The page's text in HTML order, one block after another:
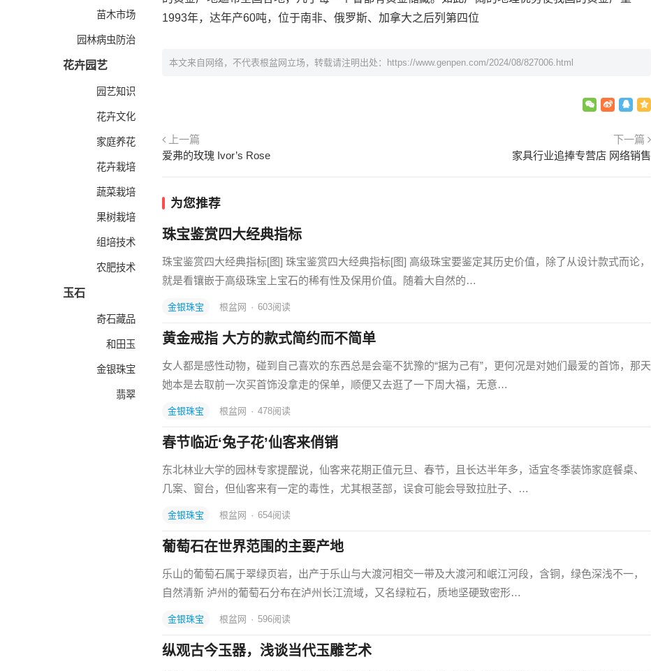
苗木市场
园林病虫防治
花卉园艺
园艺知识
花卉文化
家庭养花
花卉栽培
蔬菜栽培
果树栽培
组培技术
农肥技术
玉石
奇石藏品
和田玉
金银珠宝
翡翠
1993年，达年产60吨，位于南非、俄罗斯、加拿大之后列第四位
本文来自网络，不代表根盆网立场，转载请注明出处： https://www.genpen.com/2024/08/827006.html
上一篇
爱弗的玫瑰 Ivor’s Rose
下一篇
家具行业追捧专营店 网络销售
为您推荐
珠宝鉴赏四大经典指标
珠宝鉴赏四大经典指标[图] 珠宝鉴赏四大经典指标[图] 高级珠宝要鉴定其历史价值，除了从设计款式而论，
就是看镶嵌于高级珠宝上宝石的稀有性及保用价值。随着大自然的…
金银珠宝 根盆网 · 603阅读
黄金戒指 大方的款式简约而不简单
女人都是感性动物，碰到自己喜欢的东西总是会毫不犹豫的“据为己有”，更何况是对她们最爱的首饰，那天
她本是去取前一次买首饰没拿走的保单，顺便又去逛了一下周大福，无意…
金银珠宝 根盆网 · 478阅读
春节临近‘兔子花’仙客来俏销
东北林业大学的园林专家提醒说，仙客来花期正值元旦、春节，且长达半年多，适宜冬季装饰家庭餐桌、
几案、窗台，但仙客来有一定的毒性，尤其根茎部，误食可能会导致拉肚子、…
金银珠宝 根盆网 · 654阅读
葡萄石在世界范围的主要产地
乐山的葡萄石属于翠绿页岩，出产于乐山与大渡河相交一带及大渡河和岷江河段，含铜，绿色深浅不一，
自然清新 泸州的葡萄石分布在泸州长江流域，又名绿粒石，质地坚硬致密形…
金银珠宝 根盆网 · 596阅读
纵观古今玉器，浅谈当代玉雕艺术